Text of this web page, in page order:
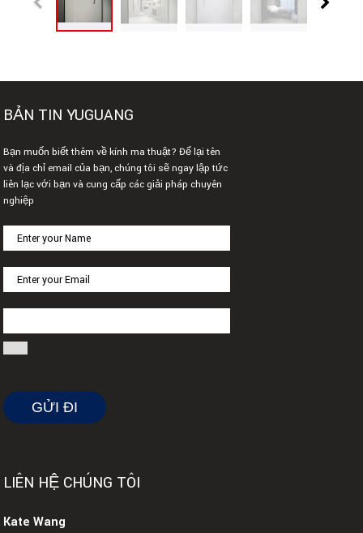
BẢN TIN YUGUANG
Bạn muốn biết thêm về kính ma thuật? Để lại tên
và địa chỉ email của bạn, chúng tôi sẽ ngay lập tức
liên lạc với bạn và cung cấp các giải pháp chuyên
nghiệp
LIÊN HỆ CHÚNG TÔI
Kate Wang